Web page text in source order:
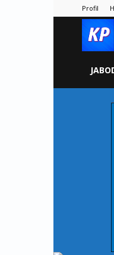
Profil